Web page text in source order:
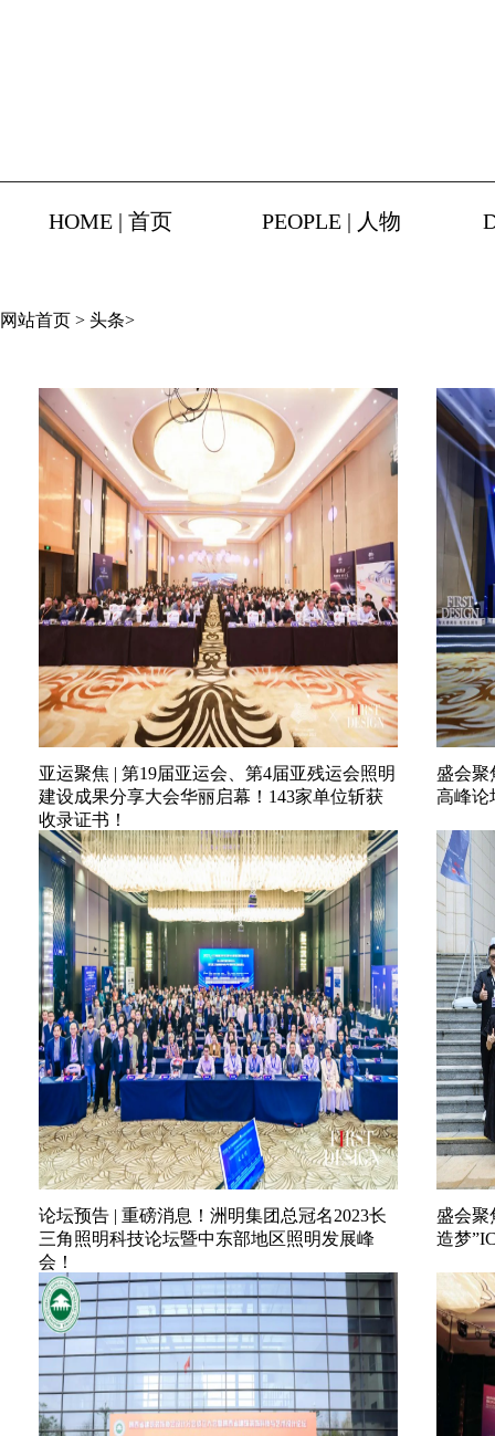
HOME | 首页 PEOPLE | 人物
网站首页 > 头条>
亚运聚焦 | 第19届亚运会、第4届亚残运会照明
建设成果分享大会华丽启幕！143家单位斩获
收录证书！
盛会聚
高峰论
论坛预告 | 重磅消息！洲明集团总冠名2023长
三角照明科技论坛暨中东部地区照明发展峰
会！
盛会聚
造梦